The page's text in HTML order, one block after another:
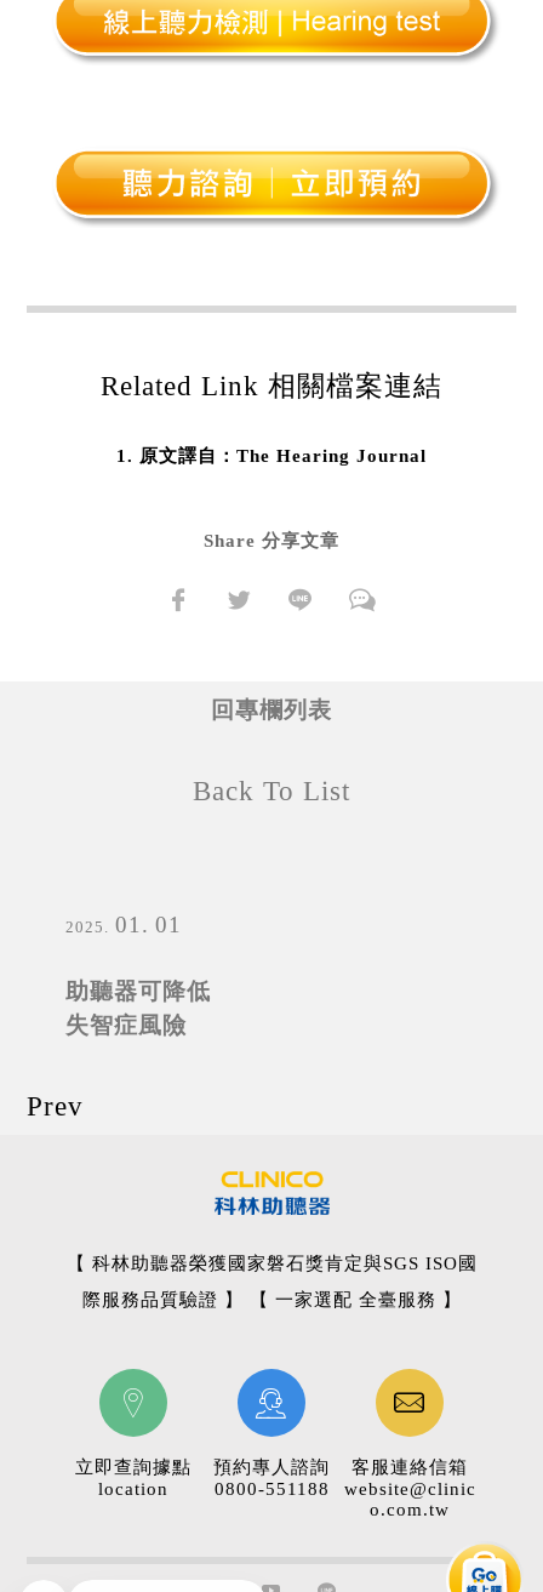
Related Link 相關檔案連結
原文譯自：The Hearing Journal
Share 分享文章
2025 01 01
助聽器可降低
失智症風險
Prev
回專欄列表
Back To List
【 科林助聽器榮獲國家磐石獎肯定與SGS ISO國
際服務品質驗證 】 【 一家選配 全臺服務 】
立即查詢據點
location
預約專人諮詢
0800-551188
客服連絡信箱
website@clinic
o.com.tw